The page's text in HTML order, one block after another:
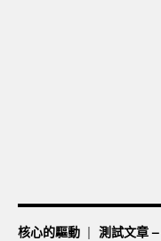
核心的驅動 測試文章